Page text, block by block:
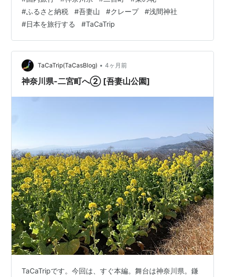
県二宮町です。場所は吾妻山。山頂に咲く菜の花と富士
山が同時に見れる場所として有名です。 菜の花畑を散策
します。畑は山頂から一段低い場所に設置されていま
す。 畑に降りてきました。菜の花がより大きく見えま
す。こちらは南向きに撮った写真。菜の花の先に相模湾
が見えます。 今度は…
#ふるさと納税 #吾妻山 #クレープ #浅間神社
#日本を旅行する #TaCaTrip
TaCaTrip(TaCasBlog) • 4ヶ月前
神奈川県-二宮町へ② [吾妻山公園]
TaCaTripです。今回は、すぐ本編。舞台は神奈川県。鎌